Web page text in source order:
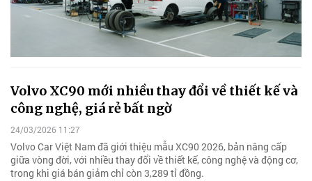
Volvo XC90 mới nhiều thay đổi về thiết kế và
công nghệ, giá rẻ bất ngờ
24/03/2026 11:27
Volvo Car Việt Nam đã giới thiệu mẫu XC90 2026, bản nâng cấp
giữa vòng đời, với nhiều thay đổi về thiết kế, công nghệ và động cơ,
trong khi giá bán giảm chỉ còn 3,289 tỉ đồng.